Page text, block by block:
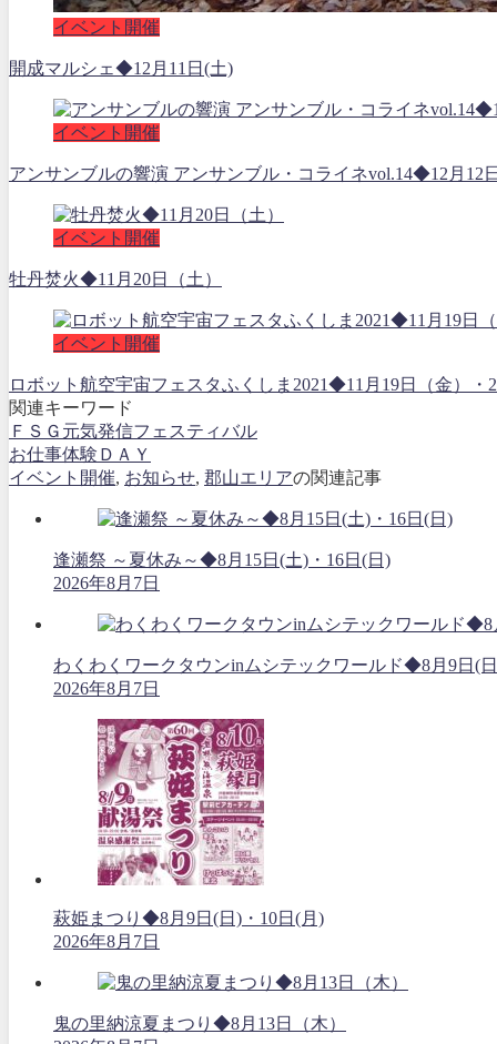
イベント開催
開成マルシェ◆12月11日(土)
イベント開催
アンサンブルの響演 アンサンブル・コライネvol.14◆12月12
イベント開催
牡丹焚火◆11月20日（土）
イベント開催
ロボット航空宇宙フェスタふくしま2021◆11月19日（金
関連キーワード
ＦＳＧ元気発信フェスティバル
お仕事体験ＤＡＹ
イベント開催, お知らせ, 郡山エリアの関連記事
逢瀬祭 ～夏休み～◆8月15日(土)・16日(日)
2026年8月7日
わくわくワークタウンinムシテックワールド◆8月9日(
2026年8月7日
萩姫まつり◆8月9日(日)・10日(月)
2026年8月7日
鬼の里納涼夏まつり◆8月13日（木）